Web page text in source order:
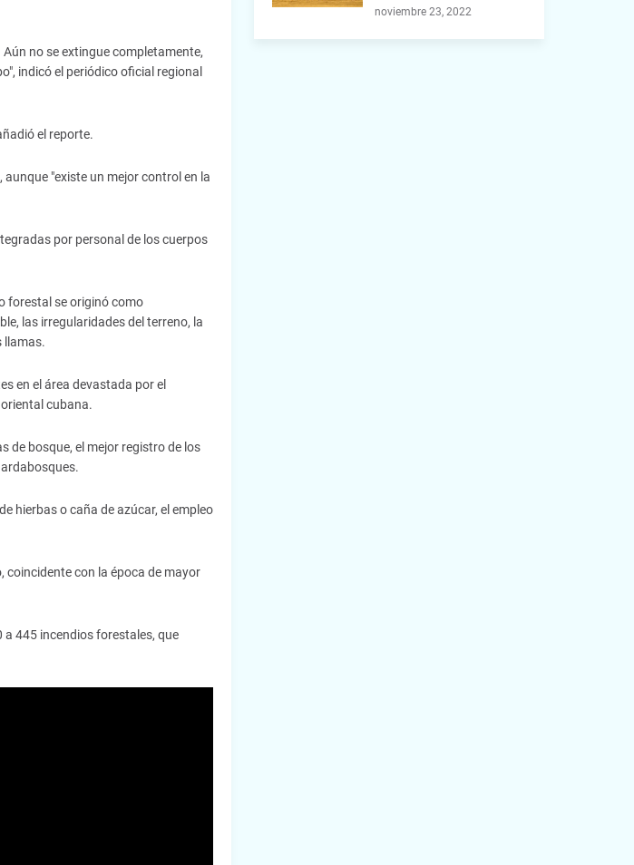
no se extingue completamente,
indicó el periódico oficial regional
el reporte.
"existe un mejor control en la
por personal de los cuerpos
forestal se originó como
las irregularidades del terreno, la
llamas.
en el área devastada por el
cubana.
de bosque, el mejor registro de los
hierbas o caña de azúcar, el empleo
coincidente con la época de mayor
a 445 incendios forestales, que
noviembre 23, 2022